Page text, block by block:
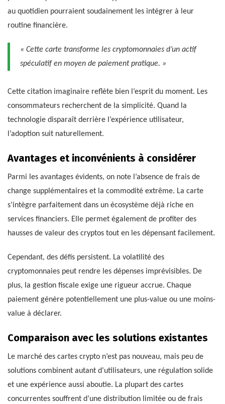
au quotidien pourraient soudainement les intégrer à leur
routine financière.
« Cette carte transforme les cryptomonnaies d’un actif
spéculatif en moyen de paiement pratique. »
Cette citation imaginaire reflète bien l’esprit du moment. Les
consommateurs recherchent de la simplicité. Quand la
technologie disparaît derrière l’expérience utilisateur,
l’adoption suit naturellement.
Avantages et inconvénients à considérer
Parmi les avantages évidents, on note l’absence de frais de
change supplémentaires et la commodité extrême. La carte
s’intègre parfaitement dans un écosystème déjà riche en
services financiers. Elle permet également de profiter des
hausses de valeur des cryptos tout en les dépensant facilement.
Cependant, des défis persistent. La volatilité des
cryptomonnaies peut rendre les dépenses imprévisibles. De
plus, la gestion fiscale exige une rigueur accrue. Chaque
paiement génère potentiellement une plus-value ou une moins-
value à déclarer.
Comparaison avec les solutions existantes
Le marché des cartes crypto n’est pas nouveau, mais peu de
solutions combinent autant d’utilisateurs, une régulation solide
et une expérience aussi aboutie. La plupart des cartes
concurrentes souffrent d’une distribution limitée ou de frais